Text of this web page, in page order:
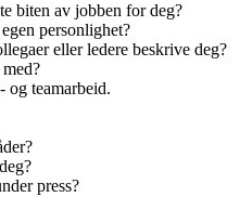
biten av jobben for deg?
personlighet?
eller ledere beskrive deg?
og teamarbeid.
press?